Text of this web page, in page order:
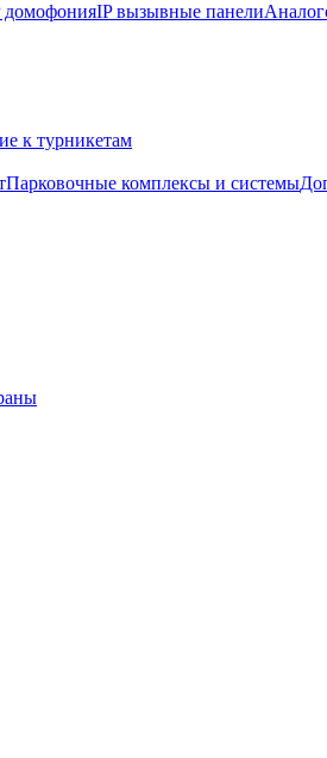
домофонияIP вызывные панели
к турникетам
Парковочные комплексы и системы